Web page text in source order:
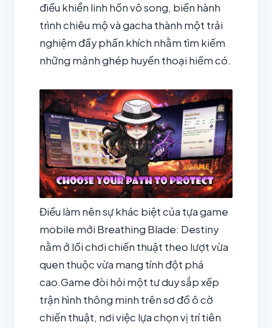
điều khiển linh hồn vô song, biến hành
trình chiêu mộ và gacha thành một trải
nghiệm đầy phấn khích nhằm tìm kiếm
những mảnh ghép huyền thoại hiếm có.
Điều làm nên sự khác biệt của tựa game
mobile mới Breathing Blade: Destiny
nằm ở lối chơi chiến thuật theo lượt vừa
quen thuộc vừa mang tính đột phá
cao.Game đòi hỏi một tư duy sắp xếp
trận hình thông minh trên sơ đồ ô cờ
chiến thuật, nơi việc lựa chọn vị trí tiên